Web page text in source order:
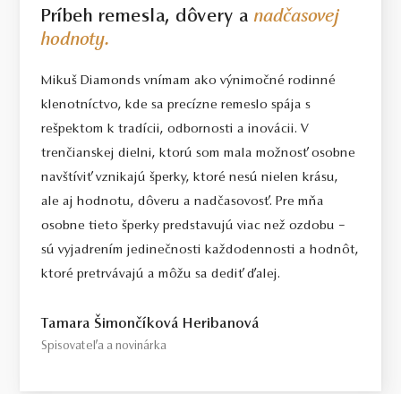
Príbeh remesla, dôvery anadčasovej
hodnoty.
Mikuš Diamonds vnímam ako výnimočné rodinné
klenotníctvo, kde sa precízne remeslo spája s
rešpektom k tradícii, odbornosti a inovácii. V
trenčianskej dielni, ktorú som mala možnosť osobne
navštíviť vznikajú šperky, ktoré nesú nielen krásu,
ale aj hodnotu, dôveru a nadčasovosť. Pre mňa
osobne tieto šperky predstavujú viac než ozdobu –
sú vyjadrením jedinečnosti každodennosti a hodnôt,
ktoré pretrvávajú a môžu sa dediť ďalej.
Tamara Šimončíková Heribanová
Spisovateľa a novinárka